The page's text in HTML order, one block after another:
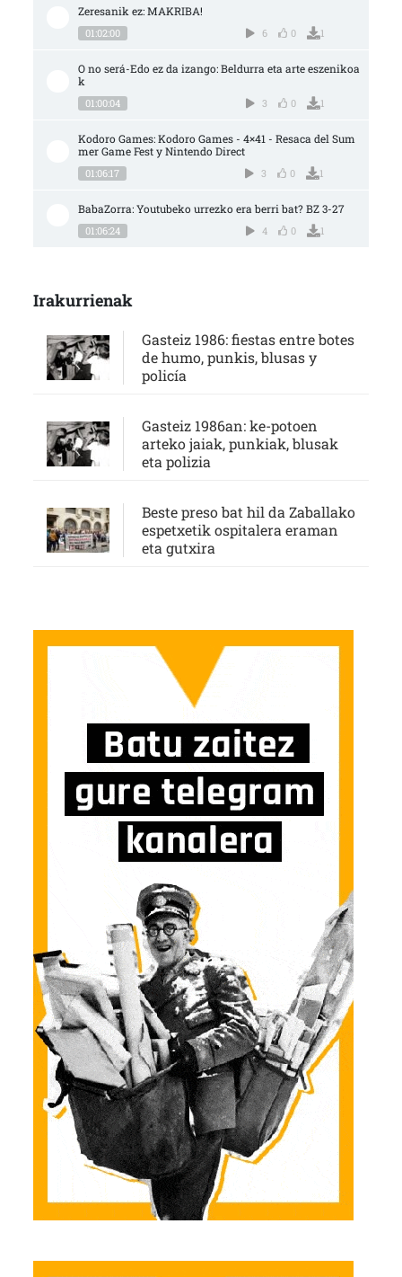
Zeresanik ez: MAKRIBA!
01:02:00 6 0 1
O no será-Edo ez da izango: Beldurra eta arte eszenikoa
k
01:00:04 3 0 1
Kodoro Games: Kodoro Games - 4×41 - Resaca del Sum
mer Game Fest y Nintendo Direct
01:06:17 3 0 1
BabaZorra: Youtubeko urrezko era berri bat? BZ 3-27
01:06:24 4 0 1
Irakurrienak
Gasteiz 1986: fiestas entre botes
de humo, punkis, blusas y
policía
Gasteiz 1986an: ke-potoen
arteko jaiak, punkiak, blusak
eta polizia
Beste preso bat hil da Zaballako
espetxetik ospitalera eraman
eta gutxira